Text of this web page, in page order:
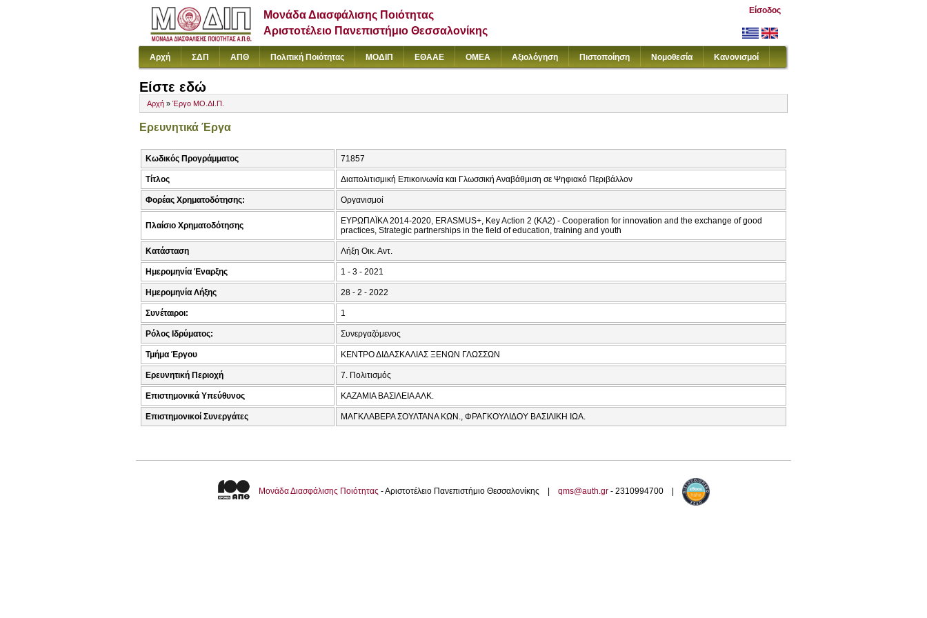
Μονάδα Διασφάλισης Ποιότητας
Αριστοτέλειο Πανεπιστήμιο Θεσσαλονίκης
Είσοδος
Αρχή ΣΔΠ ΑΠΘ Πολιτική Ποιότητας ΜΟΔΙΠ ΕΘΑΑΕ ΟΜΕΑ Αξιολόγηση Πιστοποίηση Νομοθεσία Κανονισμοί
Είστε εδώ
Αρχή » Έργο ΜΟ.ΔΙ.Π.
Ερευνητικά Έργα
Κωδικός Προγράμματος 71857
Τίτλος Διαπολιτισμική Επικοινωνία και Γλωσσική Αναβάθμιση σε Ψηφιακό Περιβάλλον
Φορέας Χρηματοδότησης: Οργανισμοί
Πλαίσιο Χρηματοδότησης
ΕΥΡΩΠΑΪΚΑ 2014-2020, ERASMUS+, Key Action 2 (KA2) - Cooperation for innovation and the exchange of good
practices, Strategic partnerships in the field of education, training and youth
Κατάσταση Λήξη Οικ. Αντ.
Ημερομηνία Έναρξης 1 - 3 - 2021
Ημερομηνία Λήξης 28 - 2 - 2022
Συνέταιροι: 1
Ρόλος Ιδρύματος: Συνεργαζόμενος
Τμήμα Έργου ΚΕΝΤΡΟ ΔΙΔΑΣΚΑΛΙΑΣ ΞΕΝΩΝ ΓΛΩΣΣΩΝ
Ερευνητική Περιοχή 7. Πολιτισμός
Επιστημονικά Υπεύθυνος ΚΑΖΑΜΙΑ ΒΑΣΙΛΕΙΑ ΑΛΚ.
Επιστημονικοί Συνεργάτες ΜΑΓΚΛΑΒΕΡΑ ΣΟΥΛΤΑΝΑ ΚΩΝ., ΦΡΑΓΚΟΥΛΙΔΟΥ ΒΑΣΙΛΙΚΗ ΙΩΑ.
Μονάδα Διασφάλισης Ποιότητας - Αριστοτέλειο Πανεπιστήμιο Θεσσαλονίκης | qms@auth.gr - 2310994700 |